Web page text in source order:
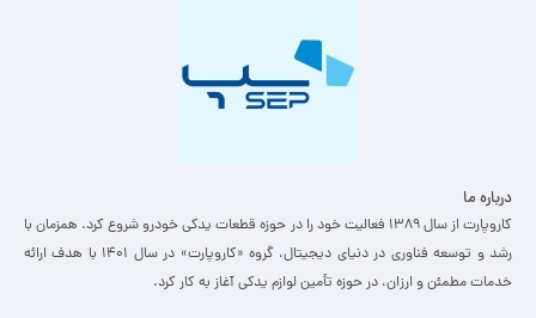
درباره ما
کاروپارت از سال ۱۳۸۹ فعالیت خود را در حوزه قطعات یدکی خودرو شروع کرد. همزمان با
رشد و توسعه فناوری در دنیای دیجیتال، گروه «کاروپارت» در سال ۱۴۰۱ با هدف ارائه
خدمات مطمئن و ارزان، ­در حوزه تأمین لوازم یدکی آغاز به کار کرد.